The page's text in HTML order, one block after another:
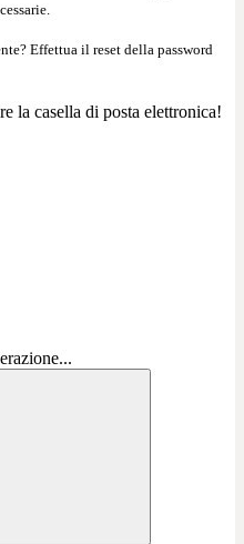
Effettua il reset della password
la casella di posta elettronica!